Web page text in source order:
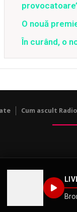
provocatoare’
O nouă
În curând, o
Cum ascult